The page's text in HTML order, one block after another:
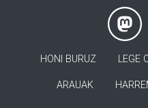
HONI BURUZ LEGE
ARAUAK